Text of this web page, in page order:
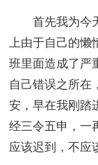
首先我为今天
上由于自己的
班里面造成了严
自己错误之所在
安，早在我刚踏
经三令五申，一
应该迟到，不应